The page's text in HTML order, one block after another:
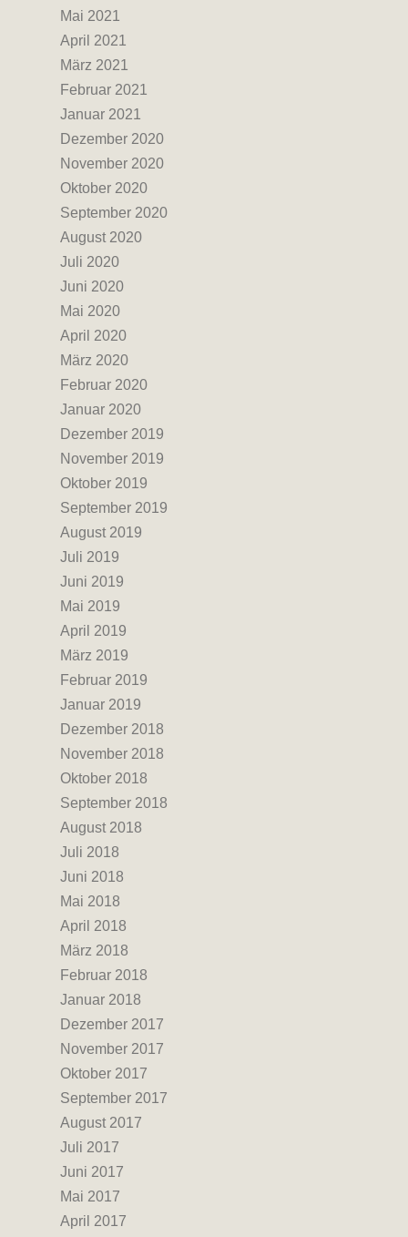
Mai 2021
April 2021
März 2021
Februar 2021
Januar 2021
Dezember 2020
November 2020
Oktober 2020
September 2020
August 2020
Juli 2020
Juni 2020
Mai 2020
April 2020
März 2020
Februar 2020
Januar 2020
Dezember 2019
November 2019
Oktober 2019
September 2019
August 2019
Juli 2019
Juni 2019
Mai 2019
April 2019
März 2019
Februar 2019
Januar 2019
Dezember 2018
November 2018
Oktober 2018
September 2018
August 2018
Juli 2018
Juni 2018
Mai 2018
April 2018
März 2018
Februar 2018
Januar 2018
Dezember 2017
November 2017
Oktober 2017
September 2017
August 2017
Juli 2017
Juni 2017
Mai 2017
April 2017